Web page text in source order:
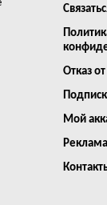
Отказ
Мой
Реклама